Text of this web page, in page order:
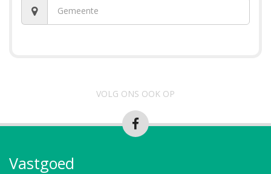
VOLG ONS OOK OP
Vastgoed